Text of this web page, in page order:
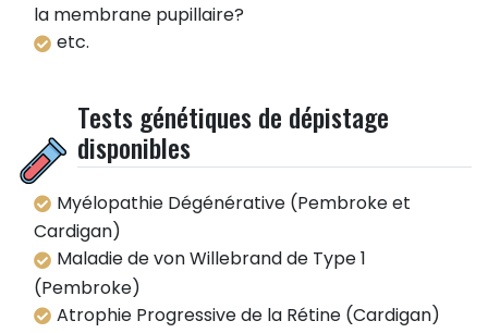
la membrane pupillaire?
etc.
Tests génétiques de dépistage
disponibles
Myélopathie Dégénérative (Pembroke et
Cardigan)
Maladie de von Willebrand de Type 1
(Pembroke)
Atrophie Progressive de la Rétine (Cardigan)